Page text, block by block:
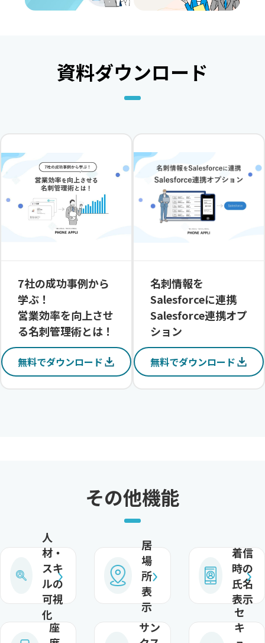
資料ダウンロード
7社の成功事例から
学ぶ！​
営業効率を向上させ
る名刺管理術とは！
無料でダウンロード
名刺情報を
Salesforceに連携
Salesforce連携オプ
ション
無料でダウンロード
その他機能
人
材・
スキ
ルの
可視
化
居
場
所
表
示
着信
時の
氏名
表示
座
サン
セ
キ